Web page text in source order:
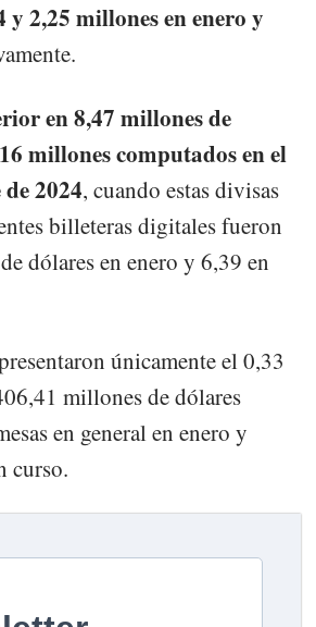
y 2,25 millones en enero y
en 8,47 millones de
millones computados en el
2024, cuando estas divisas
billeteras digitales fueron
dólares en enero y 6,39 en
únicamente el 0,33
millones de dólares
en general en enero y
curso.